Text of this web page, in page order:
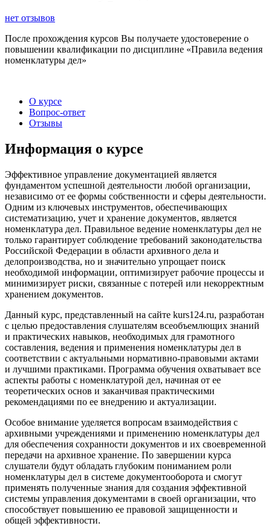
нет отзывов
После прохождения курсов Вы получаете удостоверение о
повышении квалификации по дисциплине «Правила ведения
номенклатуры дел»
О курсе
Вопрос-ответ
Отзывы
Информация о курсе
Эффективное управление документацией является
фундаментом успешной деятельности любой организации,
независимо от ее формы собственности и сферы деятельности.
Одним из ключевых инструментов, обеспечивающих
систематизацию, учет и хранение документов, является
номенклатура дел. Правильное ведение номенклатуры дел не
только гарантирует соблюдение требований законодательства
Российской Федерации в области архивного дела и
делопроизводства, но и значительно упрощает поиск
необходимой информации, оптимизирует рабочие процессы и
минимизирует риски, связанные с потерей или некорректным
хранением документов.
Данный курс, представленный на сайте kurs124.ru, разработан
с целью предоставления слушателям всеобъемлющих знаний
и практических навыков, необходимых для грамотного
составления, ведения и применения номенклатуры дел в
соответствии с актуальными нормативно-правовыми актами
и лучшими практиками. Программа обучения охватывает все
аспекты работы с номенклатурой дел, начиная от ее
теоретических основ и заканчивая практическими
рекомендациями по ее внедрению и актуализации.
Особое внимание уделяется вопросам взаимодействия с
архивными учреждениями и применению номенклатуры дел
для обеспечения сохранности документов и их своевременной
передачи на архивное хранение. По завершении курса
слушатели будут обладать глубоким пониманием роли
номенклатуры дел в системе документооборота и смогут
применять полученные знания для создания эффективной
системы управления документами в своей организации, что
способствует повышению ее правовой защищенности и
общей эффективности.